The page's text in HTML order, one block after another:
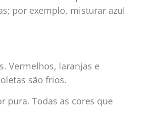
por exemplo, misturar azul
Vermelhos, laranjas e
são frios.
pura. Todas as cores que